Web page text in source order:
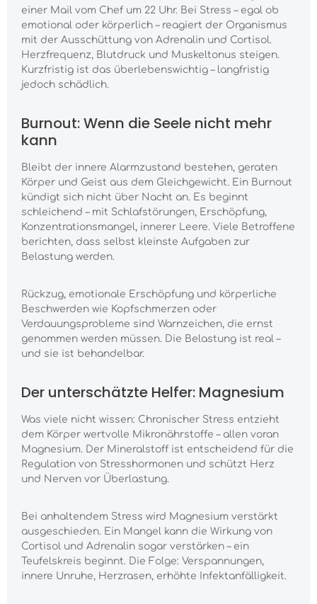
einer Mail vom Chef um 22 Uhr. Bei Stress – egal ob
emotional oder körperlich – reagiert der Organismus
mit der Ausschüttung von Adrenalin und Cortisol.
Herzfrequenz, Blutdruck und Muskeltonus steigen.
Kurzfristig ist das überlebenswichtig – langfristig
jedoch schädlich.
Burnout: Wenn die Seele nicht mehr
kann
Bleibt der innere Alarmzustand bestehen, geraten
Körper und Geist aus dem Gleichgewicht. Ein Burnout
kündigt sich nicht über Nacht an. Es beginnt
schleichend – mit Schlafstörungen, Erschöpfung,
Konzentrationsmangel, innerer Leere. Viele Betroffene
berichten, dass selbst kleinste Aufgaben zur
Belastung werden.
Rückzug, emotionale Erschöpfung und körperliche
Beschwerden wie Kopfschmerzen oder
Verdauungsprobleme sind Warnzeichen, die ernst
genommen werden müssen. Die Belastung ist real –
und sie ist behandelbar.
Der unterschätzte Helfer: Magnesium
Was viele nicht wissen: Chronischer Stress entzieht
dem Körper wertvolle Mikronährstoffe – allen voran
Magnesium. Der Mineralstoff ist entscheidend für die
Regulation von Stresshormonen und schützt Herz
und Nerven vor Überlastung.
Bei anhaltendem Stress wird Magnesium verstärkt
ausgeschieden. Ein Mangel kann die Wirkung von
Cortisol und Adrenalin sogar verstärken – ein
Teufelskreis beginnt. Die Folge: Verspannungen,
innere Unruhe, Herzrasen, erhöhte Infektanfälligkeit.